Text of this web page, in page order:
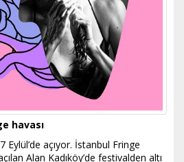
havası
Eylül’de açıyor. İstanbul Fringe
Alan Kadıköy’de festivalden altı